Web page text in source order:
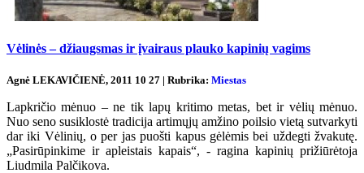
Vėlinės – džiaugsmas ir įvairaus plauko kapinių vagims
Agnė LEKAVIČIENĖ, 2011 10 27 | Rubrika: Miestas
Lapkričio mėnuo – ne tik lapų kritimo metas, bet ir vėlių mėnuo.
Nuo seno susiklostė tradicija artimųjų amžino poilsio vietą sutvarkyti
dar iki Vėlinių, o per jas puošti kapus gėlėmis bei uždegti žvakutę.
„Pasirūpinkime ir apleistais kapais“, - ragina kapinių prižiūrėtoja
Liudmila Palčikova.